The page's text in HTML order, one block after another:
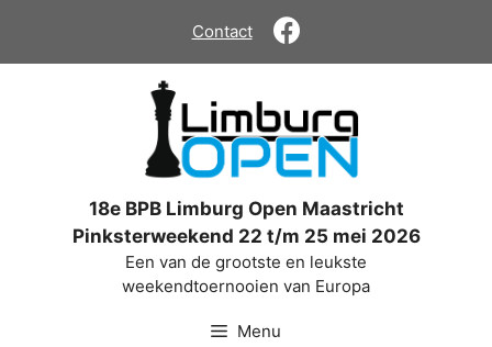
de
Contact
18e BPB Limburg Open Maastricht
Pinksterweekend 22 t/m 25 mei 2026
Een van de grootste en leukste
weekendtoernooien van Europa
Menu